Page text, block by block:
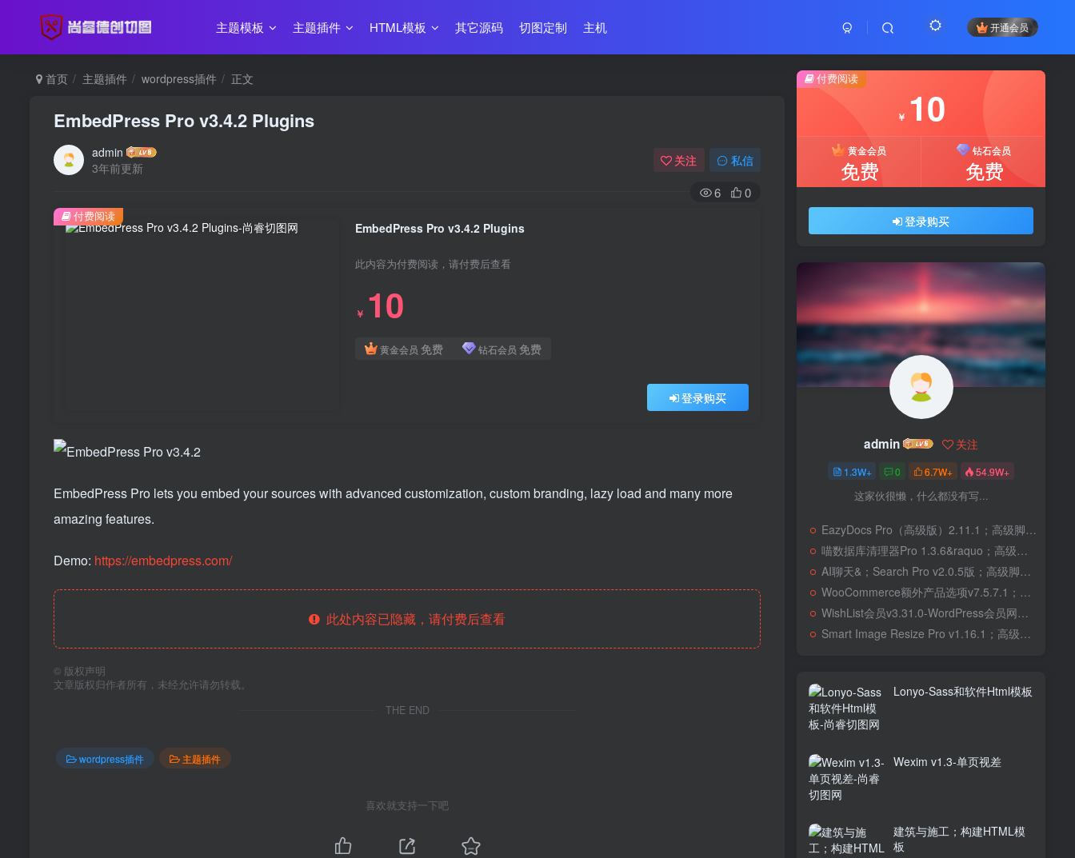
主题模板 主题插件 HTML模板 其它源码 切图定制 主机 开通会员
首页 主题插件 wordpress插件 正文
EmbedPress Pro v3.4.2 Plugins
admin
3年前更新
关注 私信
6 0
EmbedPress Pro v3.4.2 Plugins
此内容为付费阅读，请付费后查看
￥ 10
黄金会员 免费 钻石会员 免费
登录购买
付费阅读
EmbedPress Pro lets you embed your sources with advanced customization, custom branding, lazy load and many more
amazing features.
Demo: https://embedpress.com/
此处内容已隐藏，请付费后查看
© 版权声明
文章版权归作者所有，未经允许请勿转载。
THE END
wordpress插件 主题插件
喜欢就支持一下吧
付费阅读
￥ 10
黄金会员
免费
钻石会员
免费
登录购买
admin 关注
1.3W+ 0 6.7W+ 54.9W+
这家伙很懒，什么都没有写...
EazyDocs Pro（高级版）2.11.1；高级脚本、插件和；移动
喵数据库清理器Pro 1.3.6&raquo；高级脚本、插件和；移动
AI聊天&；Search Pro v2.0.5版；高级脚本、插件和；移动
WooCommerce额外产品选项v7.5.7.1；高级脚本、插件和；移动
WishList会员v3.31.0-WordPress会员网站；高级脚本、插件和；移动
Smart Image Resize Pro v1.16.1；高级脚本、插件和；移动
Lonyo-Sass和软件Html模板
Wexim v1.3-单页视差
建筑与施工；构建HTML模
板